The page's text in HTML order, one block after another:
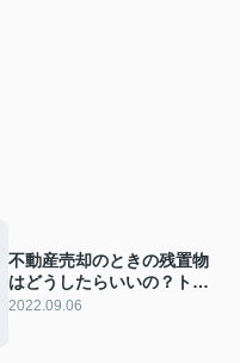
不動産売却のときの残置物
はどうしたらいいの？トラ
ブル回避方法もご紹介
2022.09.06